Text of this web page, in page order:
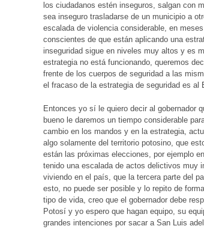
los ciudadanos estén inseguros, salgan con
sea inseguro trasladarse de un municipio a
escalada de violencia considerable, en
conscientes de que están aplicando una
inseguridad sigue en niveles muy altos y es
estrategia no está funcionando, queremos
frente de los cuerpos de seguridad a las
el fracaso de la estrategia de seguridad es al
Entonces yo sí le quiero decir al gobernador
bueno le daremos un tiempo considerable
cambio en los mandos y en la estrategia,
algo solamente del territorio potosino, que
están las próximas elecciones, por ejemplo
tenido una escalada de actos delictivos muy
viviendo en el país, que la tercera parte del
esto, no puede ser posible y lo repito de
tipo de vida, creo que el gobernador debe
Potosí y yo espero que hagan equipo, su
grandes intenciones por sacar a San Luis